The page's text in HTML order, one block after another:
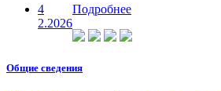
4
2.2026
Подробнее
Общие сведения